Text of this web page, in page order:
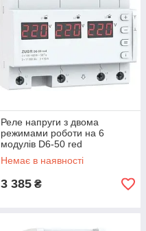
Реле напруги з двома
режимами роботи на 6
модулів D6-50 red
Немає в наявності
3 385 ₴